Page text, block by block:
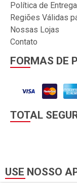
Política de Entrega
Regiões Válidas
Nossas Lojas
Contato
FORMAS DE
TOTAL
USE NOSSO